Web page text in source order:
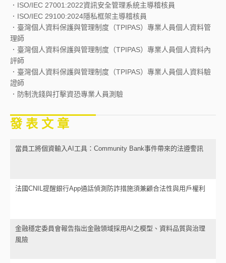
．ISO/IEC 27001:2022資訊安全管理系統主導稽核員
．ISO/IEC 29100:2024隱私框架主導稽核員
．臺灣個人資料保護與管理制度（TPIPAS）專業人員個人資料管
理師
．臺灣個人資料保護與管理制度（TPIPAS）專業人員個人資料內
評師
．臺灣個人資料保護與管理制度（TPIPAS）專業人員個人資料驗
證師
．防制洗錢與打擊資恐專業人員測驗
發 表 文 章
當員工將個資輸入AI工具：Community Bank事件帶來的法遵警訊
法國CNIL提醒銀行App通話偵測防詐措施須兼顧合法性與用戶權利
金融穩定委員會報告指出金融領域採用AI之模型、資料品質與治理
風險